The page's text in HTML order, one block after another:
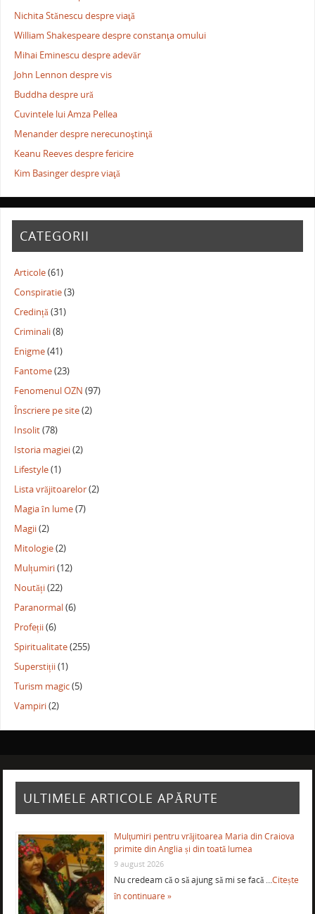
Nichita Stănescu despre viaţă
William Shakespeare despre constanţa omului
Mihai Eminescu despre adevăr
John Lennon despre vis
Buddha despre ură
Cuvintele lui Amza Pellea
Menander despre nerecunoştinţă
Keanu Reeves despre fericire
Kim Basinger despre viaţă
CATEGORII
Articole(61)
Conspiratie(3)
Credință(31)
Criminali(8)
Enigme(41)
Fantome(23)
Fenomenul OZN (97)
Înscriere pe site(2)
Insolit(78)
Istoria magiei(2)
Lifestyle(1)
Lista vrăjitoarelor(2)
Magia în lume(7)
Magii(2)
Mitologie(2)
Mulțumiri(12)
Noutăți(22)
Paranormal(6)
Profeții(6)
Spiritualitate(255)
Superstiții(1)
Turism magic(5)
Vampiri(2)
ULTIMELE ARTICOLE APĂRUTE
Mulţumiri pentru vrăjitoarea Maria din Craiova
primite din Anglia și din toată lumea
9 august 2026
Nu credeam că o să ajung să mi se facă …Citește
în continuare »